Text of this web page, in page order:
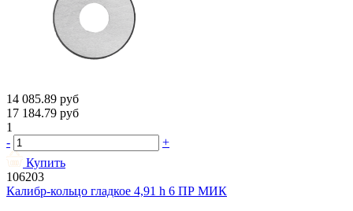
14 085.89 руб
17 184.79 руб
1
-
+
Купить
106203
Калибр-кольцо гладкое 4,91 h 6 ПР МИК